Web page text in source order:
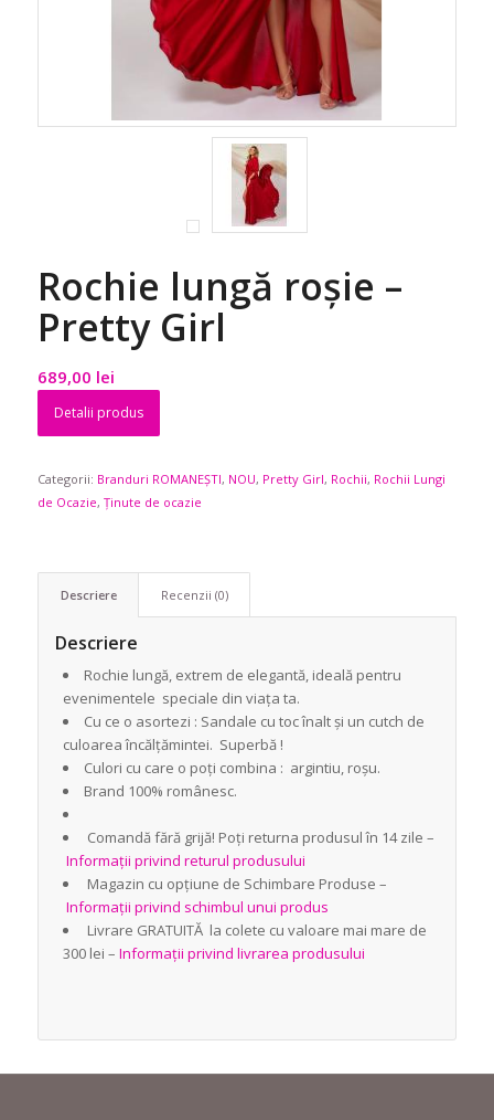
Rochie lungă roșie –
Pretty Girl
689,00 lei
Detalii produs
Categorii: Branduri ROMANEȘTI, NOU, Pretty Girl, Rochii, Rochii Lungi
de Ocazie, Ținute de ocazie
Descriere Recenzii (0)
Descriere
Rochie lungă, extrem de elegantă, ideală pentru
evenimentele speciale din viața ta.
Cu ce o asortezi : Sandale cu toc înalt și un cutch de
culoarea încălțămintei. Superbă !
Culori cu care o poți combina : argintiu, roșu.
Brand 100% românesc.
Comandă fără grijă! Poți returna produsul în 14 zile –
Informații privind returul produsului
Magazin cu opțiune de Schimbare Produse –
Informații privind schimbul unui produs
Livrare GRATUITĂ la colete cu valoare mai mare de
300 lei – Informații privind livrarea produsului